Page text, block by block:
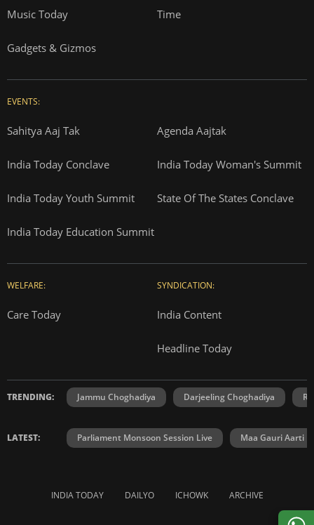
Music Today Time
Gadgets & Gizmos
EVENTS:
Sahitya Aaj Tak Agenda Aajtak
India Today Conclave India Today Woman's Summit
India Today Youth Summit State Of The States Conclave
India Today Education Summit
WELFARE:
Care Today
SYNDICATION:
India Content
Headline Today
TRENDING: Jammu Choghadiya Darjeeling Choghadiya
LATEST: Parliament Monsoon Session Live Maa Gauri Aarti
INDIA TODAY DAILYO ICHOWK ARCHIVE